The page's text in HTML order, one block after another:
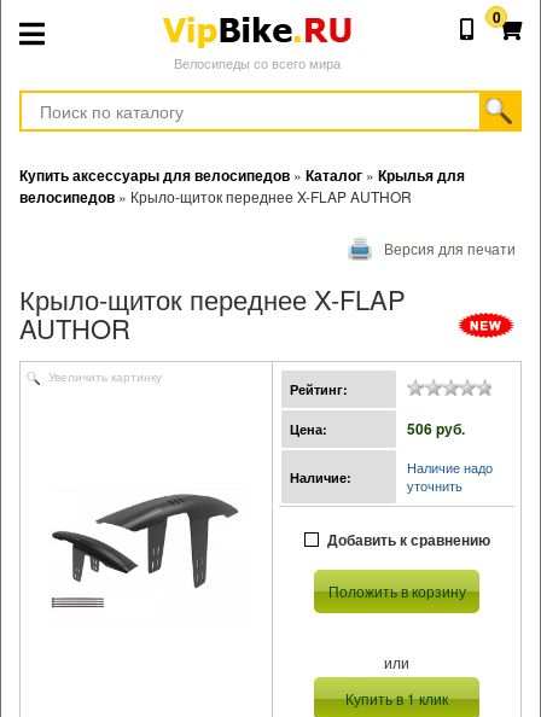
Велосипеды со всего мира
0
Купить аксессуары для велосипедов » Каталог » Крылья для
велосипедов » Крыло-щиток переднее X-FLAP AUTHOR
Версия для печати
Крыло-щиток переднее X-FLAP
AUTHOR
Увеличить картинку
Рейтинг:
Цена: 506 pуб.
Наличие:
Наличие надо
уточнить
Добавить к сравнению
Положить в корзину
или
Купить в 1 клик